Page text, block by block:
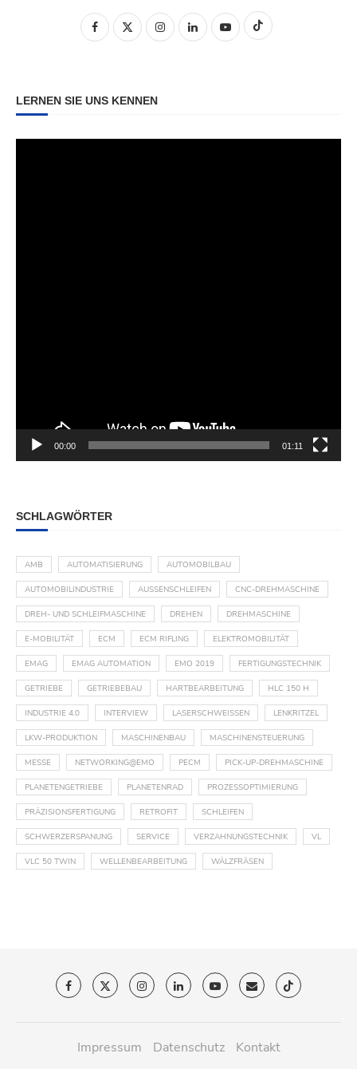
LERNEN SIE UNS KENNEN
00:00 01:11
SCHLAGWÖRTER
AMB AUTOMATISIERUNG AUTOMOBILBAU
AUTOMOBILINDUSTRIE AUSSENSCHLEIFEN CNC-DREHMASCHINE
DREH- UND SCHLEIFMASCHINE DREHEN DREHMASCHINE
E-MOBILITÄT ECM ECM RIFLING ELEKTROMOBILITÄT
EMAG EMAG AUTOMATION EMO 2019 FERTIGUNGSTECHNIK
GETRIEBE GETRIEBEBAU HARTBEARBEITUNG HLC 150 H
INDUSTRIE 4.0 INTERVIEW LASERSCHWEISSEN LENKRITZEL
LKW-PRODUKTION MASCHINENBAU MASCHINENSTEUERUNG
MESSE NETWORKING@EMO PECM PICK-UP-DREHMASCHINE
PLANETENGETRIEBE PLANETENRAD PROZESSOPTIMIERUNG
PRÄZISIONSFERTIGUNG RETROFIT SCHLEIFEN
SCHWERZERSPANUNG SERVICE VERZAHNUNGSTECHNIK VL
VLC 50 TWIN WELLENBEARBEITUNG WÄLZFRÄSEN
Impressum Datenschutz Kontakt